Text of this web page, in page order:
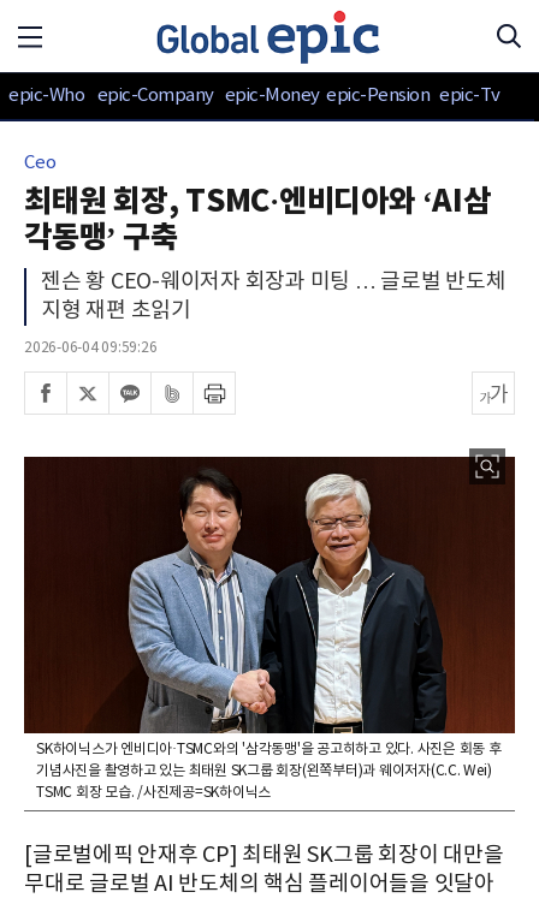
epic-Who epic-Company epic-Money epic-Pension epic-Tv
Ceo
최태원 회장, TSMC·엔비디아와 ‘AI삼
각동맹’ 구축
젠슨 황 CEO-웨이저자 회장과 미팅 … 글로벌 반도체
지형 재편 초읽기
2026-06-04 09:59:26
SK하이닉스가 엔비디아·TSMC와의 '삼각동맹'을 공고히하고 있다. 사진은 회동 후
기념사진을 촬영하고 있는 최태원 SK그룹 회장(왼쪽부터)과 웨이저자(C.C. Wei)
TSMC 회장 모습. /사진제공=SK하이닉스
[글로벌에픽 안재후 CP] 최태원 SK그룹 회장이 대만을
무대로 글로벌 AI 반도체의 핵심 플레이어들을 잇달아